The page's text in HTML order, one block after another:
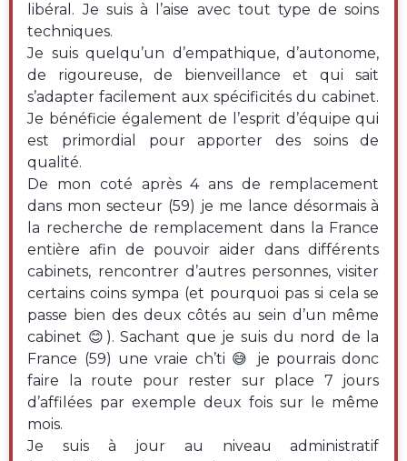
libéral. Je suis à l’aise avec tout type de soins
techniques.
Je suis quelqu’un d’empathique, d’autonome,
de rigoureuse, de bienveillance et qui sait
s’adapter facilement aux spécificités du cabinet.
Je bénéficie également de l’esprit d’équipe qui
est primordial pour apporter des soins de
qualité.
De mon coté après 4 ans de remplacement
dans mon secteur (59) je me lance désormais à
la recherche de remplacement dans la France
entière afin de pouvoir aider dans différents
cabinets, rencontrer d’autres personnes, visiter
certains coins sympa (et pourquoi pas si cela se
passe bien des deux côtés au sein d’un même
cabinet 😊). Sachant que je suis du nord de la
France (59) une vraie ch’ti 😅 je pourrais donc
faire la route pour rester sur place 7 jours
d’affilées par exemple deux fois sur le même
mois.
Je suis à jour au niveau administratif